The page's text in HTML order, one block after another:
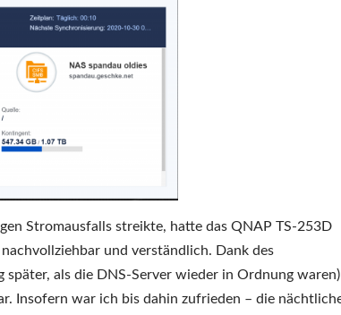
Stromausfalls streikte, hatte das QNAP TS-253D
und verständlich. Dank des
als die DNS-Server wieder in Ordnung
Insofern war ich bis dahin zufrieden – die